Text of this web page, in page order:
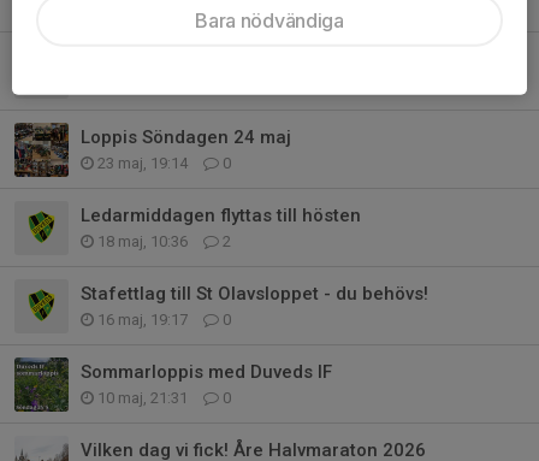
Loppis Söndagen 24 maj
23 maj, 19:14 0
Ledarmiddagen flyttas till hösten
18 maj, 10:36 2
Stafettlag till St Olavsloppet - du behövs!
16 maj, 19:17 0
Sommarloppis med Duveds IF
10 maj, 21:31 0
Vilken dag vi fick! Åre Halvmaraton 2026
Bara nödvändiga